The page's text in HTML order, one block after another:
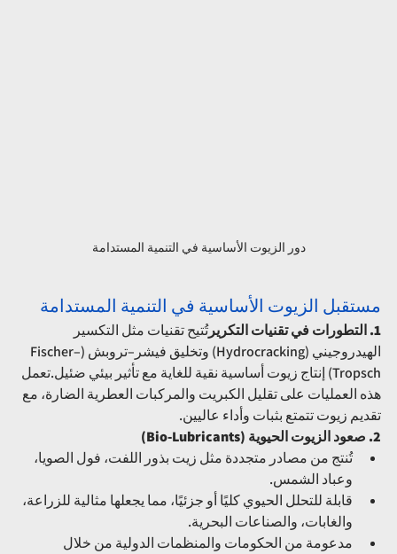
دور الزيوت الأساسية في التنمية المستدامة
مستقبل الزيوت الأساسية في التنمية المستدامة
1. التطورات في تقنيات التكرير
تُتيح تقنيات مثل التكسير
الهيدروجيني (Hydrocracking) وتخليق فيشر–تروبش (Fischer–
Tropsch) إنتاج زيوت أساسية نقية للغاية مع تأثير بيئي ضئيل.تعمل
هذه العمليات على تقليل الكبريت والمركبات العطرية الضارة، مع
تقديم زيوت تتمتع بثبات وأداء عاليين.
2. صعود الزيوت الحيوية (Bio-Lubricants)
تُنتج من مصادر متجددة مثل زيت بذور اللفت، فول الصويا،
وعباد الشمس.
قابلة للتحلل الحيوي كليًا أو جزئيًا، مما يجعلها مثالية للزراعة،
والغابات، والصناعات البحرية.
مدعومة من الحكومات والمنظمات الدولية من خلال